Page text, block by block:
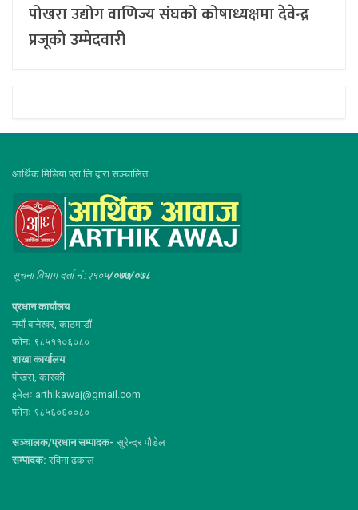
पोखरा उद्योग वाणिज्य संघको कोषाध्यक्षमा देवेन्द्र
प्रजूको उम्मेदवारी
आर्थिक मिडिया प्रा.लि.द्वारा सञ्चालित
सूचना विभाग दर्ता नं :२१०५/०७७/०७८
प्रधान कार्यालय
नयाँ बानेश्वर, काठमाडौं
फोनः ९८५११०६०८०
शाखा कार्यालय
पोखरा, कास्की
इमेलः arthikawaj@gmail.com
फोनः ९८५६०६००८०
सञ्चालक/प्रधान सम्पादक- सुरेन्द्र पौडेल
सम्पादक: रविना ढकाल